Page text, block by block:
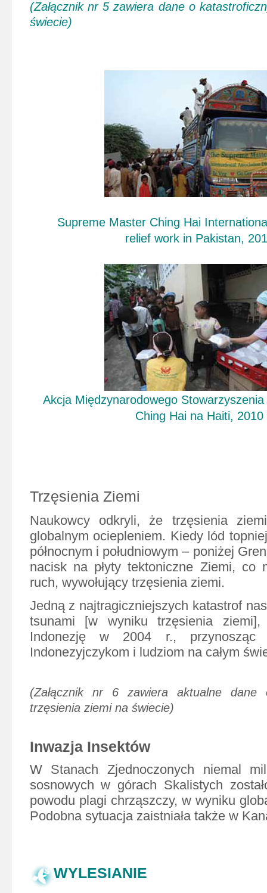
(Załącznik nr 5 zawiera dane o
świecie)
Supreme Master Ching Hai
relief work in Pakistan,
Akcja Międzynarodowego
Ching Hai na Haiti, 2010
Trzęsienia Ziemi
Naukowcy odkryli, że trzęsienia
globalnym ociepleniem. Kiedy lód
północnym i południowym – poniżej
nacisk na płyty tektoniczne Ziemi, co
ruch, wywołujący trzęsienia ziemi.
Jedną z najtragiczniejszych katastrof
tsunami [w wyniku trzęsienia ziemi],
Indonezję w 2004 r.,
Indonezyjczykom i ludziom na całym
(Załącznik nr 6 zawiera aktualne dane
trzęsienia ziemi na świecie)
Inwazja Insektów
W Stanach Zjednoczonych niemal
sosnowych w górach Skalistych
powodu plagi chrząszczy, w wyniku
Podobna sytuacja zaistniała także w
WYLESIANIE